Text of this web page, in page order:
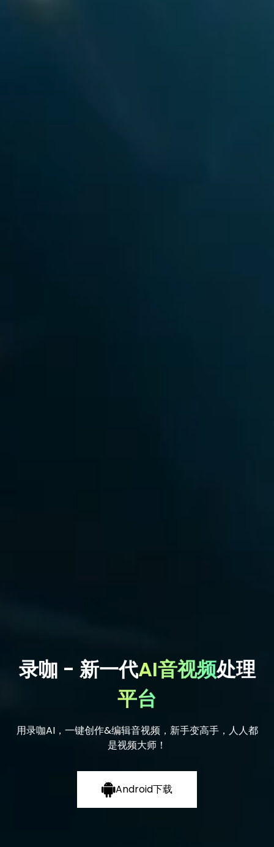
录咖 - 新一代AI音视频处理
平台
用录咖AI，一键创作&编辑音视频，新手变高手，人人都
是视频大师！
Android下载